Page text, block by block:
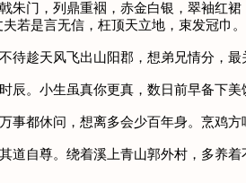
门，列鼎重裀，赤金白银，翠袖红
若是言无信，枉顶天立地，束发冠巾。
趁天风飞出山阳郡，想弟兄情分，
。小生虽真你更真，数日前早备下
都休问，想离多会少百年身。烹鸡方
自尊。绕着溪上青山郭外村，多养